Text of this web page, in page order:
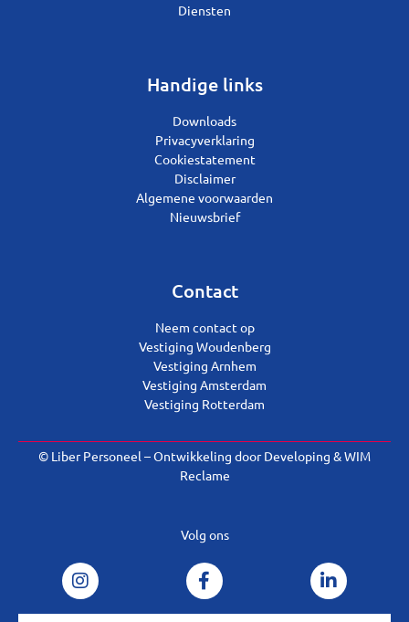
Diensten
Handige links
Downloads
Privacyverklaring
Cookiestatement
Disclaimer
Algemene voorwaarden
Nieuwsbrief
Contact
Neem contact op
Vestiging Woudenberg
Vestiging Arnhem
Vestiging Amsterdam
Vestiging Rotterdam
© Liber Personeel – Ontwikkeling doorDeveloping &WIM
Reclame
Volg ons